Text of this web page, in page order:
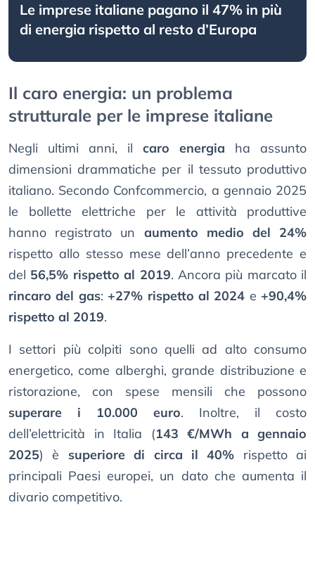
Le imprese italiane pagano il 47% in più
di energia rispetto al resto d’Europa
Il caro energia: un problema
strutturale per le imprese italiane
Negli ultimi anni, il caro energia ha assunto
dimensioni drammatiche per il tessuto produttivo
italiano. Secondo Confcommercio, a gennaio 2025
le bollette elettriche per le attività produttive
hanno registrato un aumento medio del 24%
rispetto allo stesso mese dell’anno precedente e
del 56,5% rispetto al 2019. Ancora più marcato il
rincaro del gas: +27% rispetto al 2024 e +90,4%
rispetto al 2019.
I settori più colpiti sono quelli ad alto consumo
energetico, come alberghi, grande distribuzione e
ristorazione, con spese mensili che possono
superare i 10.000 euro. Inoltre, il costo
dell’elettricità in Italia (143 €/MWh a gennaio
2025) è superiore di circa il 40% rispetto ai
principali Paesi europei, un dato che aumenta il
divario competitivo.